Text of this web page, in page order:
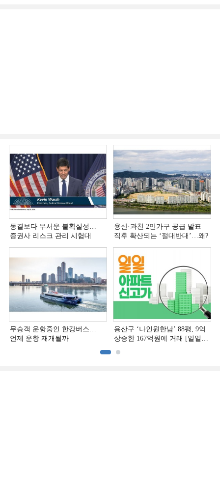
동결보다 무서운 불확실성…
증권사 리스크 관리 시험대
용산·과천 2만가구 공급 발표
직후 확산되는 ‘절대반대’…왜?
무승객 운항중인 한강버스…
언제 운항 재개될까
용산구 ‘나인원한남’ 88평, 9억
상승한 167억원에 거래 [일일